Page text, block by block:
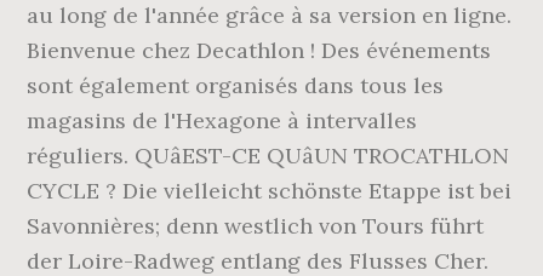
au long de l'année grâce à sa version en ligne.
Bienvenue chez Decathlon ! Des événements
sont également organisés dans tous les
magasins de l'Hexagone à intervalles
réguliers. QUâEST-CE QUâUN TROCATHLON
CYCLE ? Die vielleicht schönste Etappe ist bei
Savonnières; denn westlich von Tours führt
der Loire-Radweg entlang des Flusses Cher.